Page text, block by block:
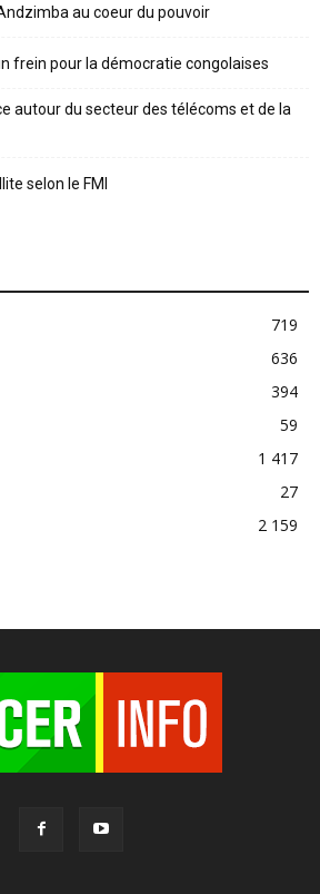
au coeur du pouvoir
frein pour la démocratie congolaises
autour du secteur des télécoms et de la
selon le FMI
719
636
394
59
1 417
27
2 159